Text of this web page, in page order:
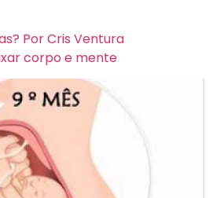
Por Cris Ventura
corpo e mente